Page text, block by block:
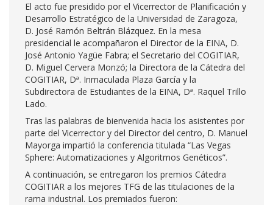
El acto fue presidido por el Vicerrector de Planificación y
Desarrollo Estratégico de la Universidad de Zaragoza,
D. José Ramón Beltrán Blázquez. En la mesa
presidencial le acompañaron el Director de la EINA, D.
José Antonio Yagüe Fabra; el Secretario del COGITIAR,
D. Miguel Cervera Monzó; la Directora de la Cátedra del
COGITIAR, Dª. Inmaculada Plaza García y la
Subdirectora de Estudiantes de la EINA, Dª. Raquel Trillo
Lado.
Tras las palabras de bienvenida hacia los asistentes por
parte del Vicerrector y del Director del centro, D. Manuel
Mayorga impartió la conferencia titulada “Las Vegas
Sphere: Automatizaciones y Algoritmos Genéticos”.
A continuación, se entregaron los premios Cátedra
COGITIAR a los mejores TFG de las titulaciones de la
rama industrial. Los premiados fueron: